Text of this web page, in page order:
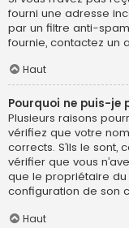
fourni une adresse
par un filtre anti-
fournie, contactez un
Haut
Pourquoi ne puis-je
Plusieurs raisons
vérifiez que votre
corrects. S’ils le
vérifier que vous
que le propriétaire
configuration de son
Haut